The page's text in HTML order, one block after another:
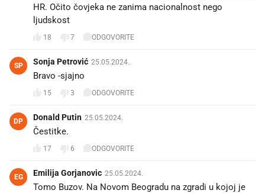
HR. Očito čovjeka ne zanima nacionalnost nego
ljudskost
18 7 ODGOVORITE
SP Sonja Petrović 25.05.2024.
Bravo -sjajno👏👏
15 3 ODGOVORITE
DP Donald Putin 25.05.2024.
Čestitke.
17 6 ODGOVORITE
EG Emilija Gorjanovic 25.05.2024.
Tomo Buzov. Na Novom Beogradu na zgradi u kojoj je